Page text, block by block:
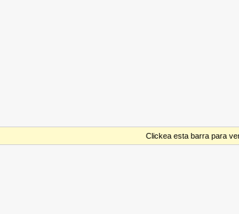
Clickea esta barra para